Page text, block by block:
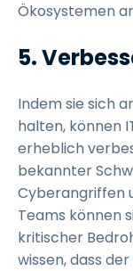
Ökosystemen
5.
Indem sie sich
halten, können
erheblich
bekannter
Cyberangriffen
Teams können
kritischer
wissen, dass